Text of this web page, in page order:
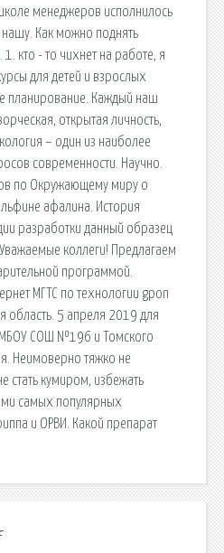
менеджеров исполнилось
Как можно поднять
кто - то чихнет на работе, я
для детей и взрослых
планирование. Каждый наш
открытая личность,
– один из наиболее
современности. Научно.
по Окружающему миру о
афалина. История
разработки данный образец
коллеги! Предлагаем
программой.
МГТС по технологии gpon
область. 5 апреля 2019 для
СОШ №196 и Томского
Неимоверно тяжко не
стать кумиром, избежать
самых популярных
и ОРВИ. Какой препарат